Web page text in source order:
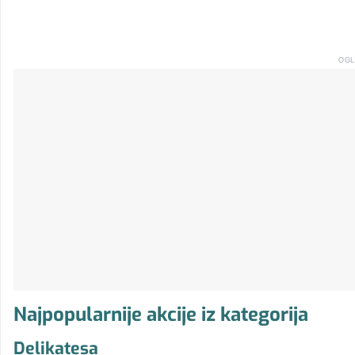
Najpopularnije akcije iz kategorija
Delikatesa